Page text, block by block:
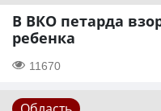
В ВКО петарда
ребенка
11670